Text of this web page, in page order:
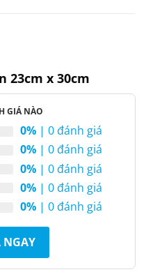
23cm x 30cm
GIÁ NÀO
0% | 0 đánh giá
0% | 0 đánh giá
0% | 0 đánh giá
0% | 0 đánh giá
0% | 0 đánh giá